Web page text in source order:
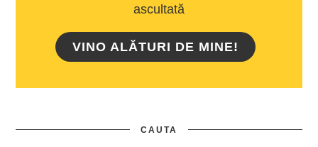
ascultată
VINO ALĂTURI DE MINE!
CAUTA